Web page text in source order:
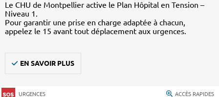
Le CHU de Montpellier active le Plan Hôpital en Tension –
Niveau 1.
Pour garantir une prise en charge adaptée à chacun,
appelez le 15 avant tout déplacement aux urgences.
EN SAVOIR PLUS
URGENCES ACCÈS RAPIDES